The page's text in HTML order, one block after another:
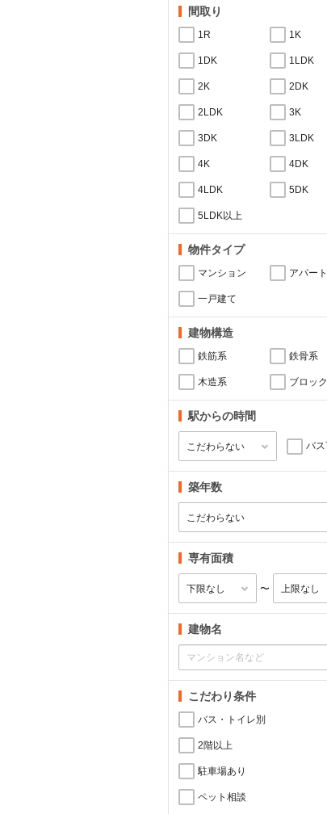
間取り
1R 1K
1DK 1LDK
2K 2DK
2LDK 3K
3DK 3LDK
4K 4DK
4LDK 5DK
5LDK以上
物件タイプ
マンション アパート
一戸建て
建物構造
鉄筋系 鉄骨系
木造系 ブロッ
駅からの時間
バ
築年数
専有面積
〜
建物名
こだわり条件
バス・トイレ別
2階以上
駐車場あり
ペット相談